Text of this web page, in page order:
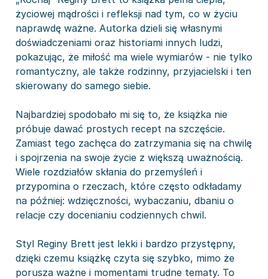
życiowej mądrości i refleksji nad tym, co w życiu
naprawdę ważne. Autorka dzieli się własnymi
doświadczeniami oraz historiami innych ludzi,
pokazując, że miłość ma wiele wymiarów - nie tylko
romantyczny, ale także rodzinny, przyjacielski i ten
skierowany do samego siebie.
Najbardziej spodobało mi się to, że książka nie
próbuje dawać prostych recept na szczęście.
Zamiast tego zachęca do zatrzymania się na chwilę
i spojrzenia na swoje życie z większą uważnością.
Wiele rozdziałów skłania do przemyśleń i
przypomina o rzeczach, które często odkładamy
na później: wdzięczności, wybaczaniu, dbaniu o
relacje czy docenianiu codziennych chwil.
Styl Reginy Brett jest lekki i bardzo przystępny,
dzięki czemu książkę czyta się szybko, mimo że
porusza ważne i momentami trudne tematy. To